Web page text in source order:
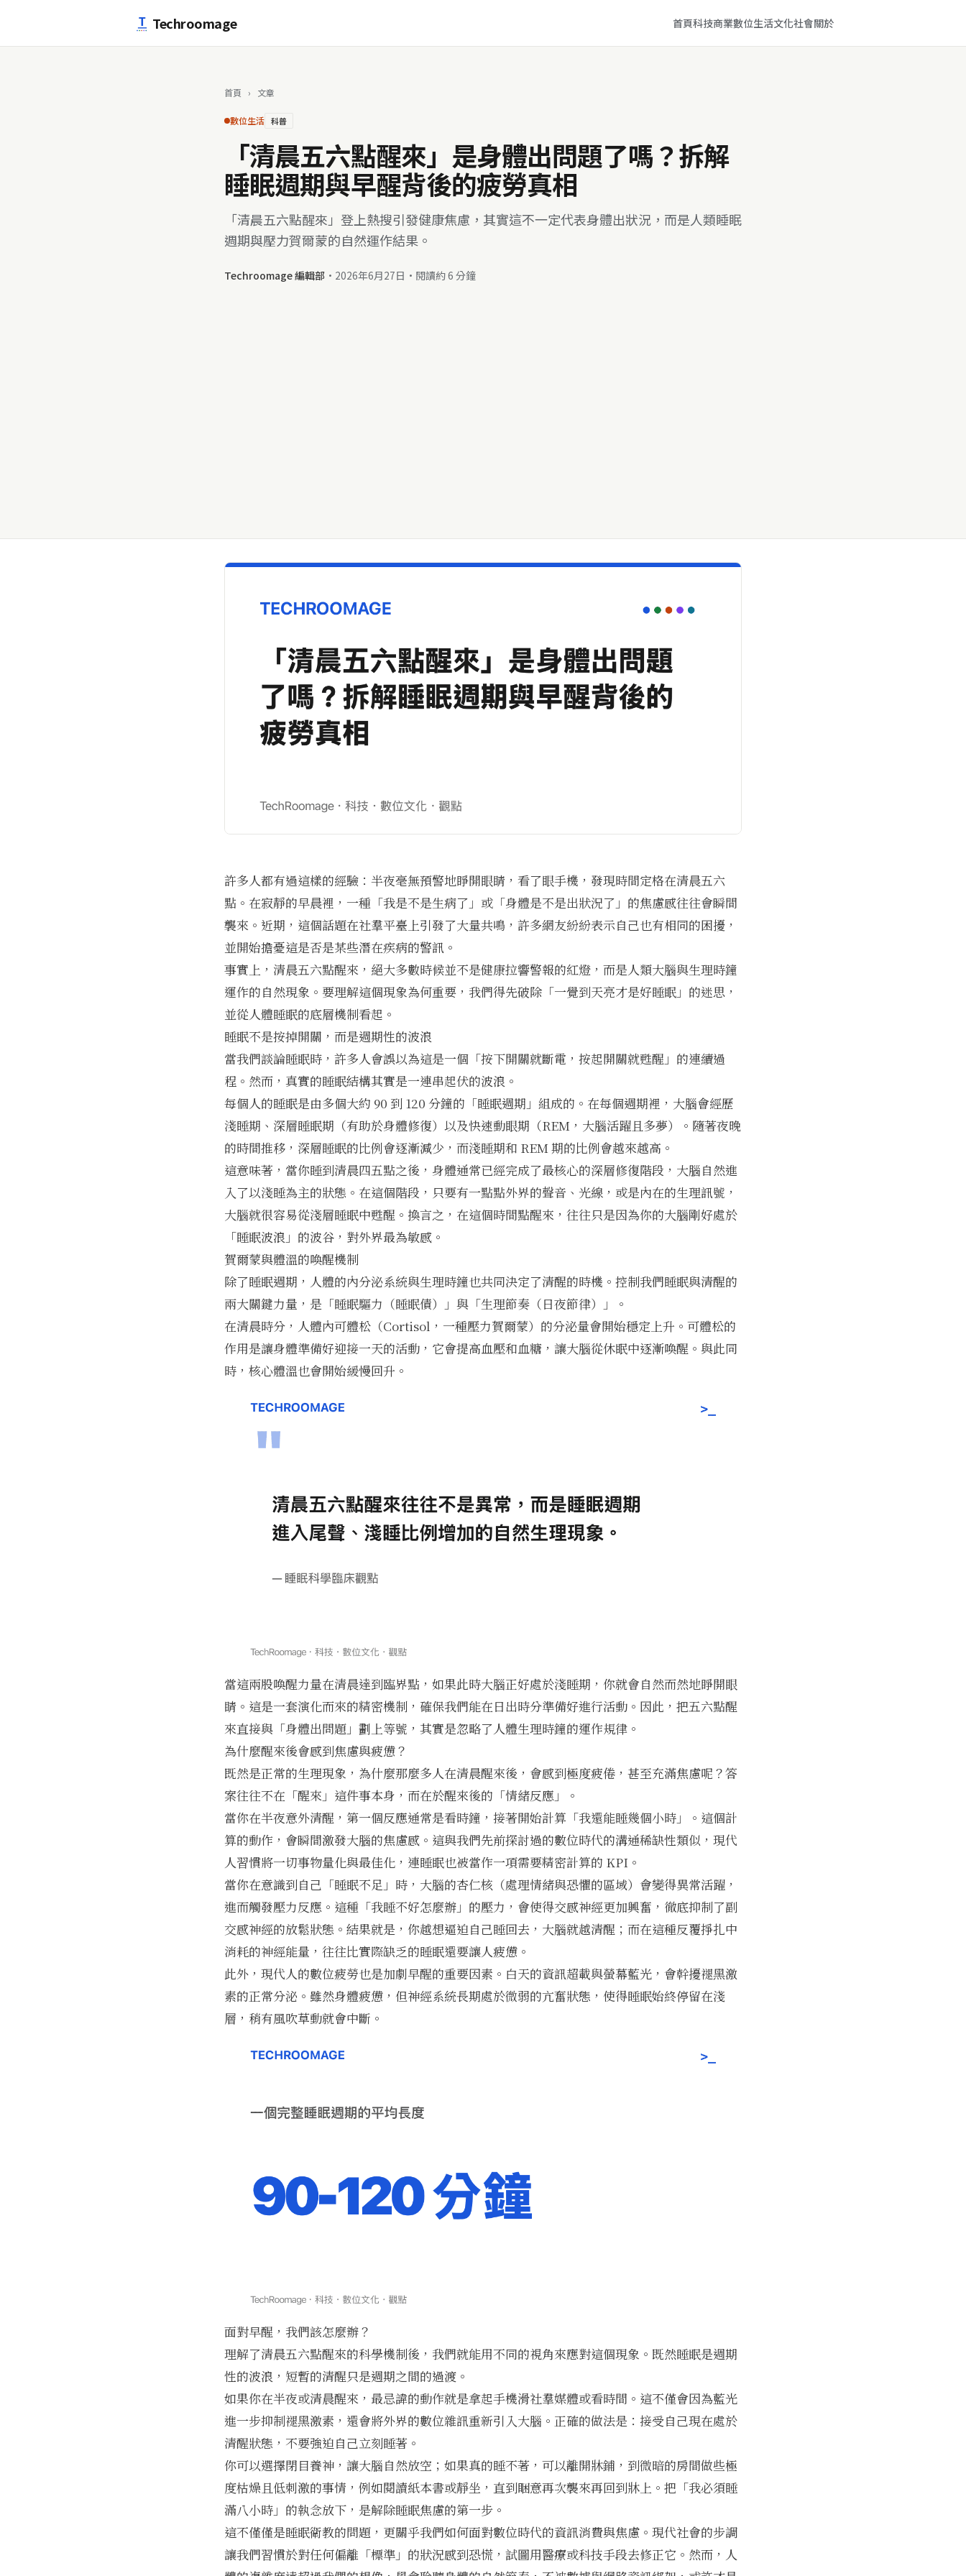
Techroomage 首頁科技商業數位生活文化社會關於
首頁 › 文章
數位生活 科普
「清晨五六點醒來」是身體出問題了嗎？拆解
睡眠週期與早醒背後的疲勞真相
「清晨五六點醒來」登上熱搜引發健康焦慮，其實這不一定代表身體出狀況，而是人類睡眠
週期與壓力賀爾蒙的自然運作結果。
Techroomage 編輯部 · 2026年6月27日 · 閱讀約 6 分鐘
許多人都有過這樣的經驗：半夜毫無預警地睜開眼睛，看了眼手機，發現時間定格在清晨五六
點。在寂靜的早晨裡，一種「我是不是生病了」或「身體是不是出狀況了」的焦慮感往往會瞬間
襲來。近期，這個話題在社羣平臺上引發了大量共鳴，許多網友紛紛表示自己也有相同的困擾，
並開始擔憂這是否是某些潛在疾病的警訊。
事實上，清晨五六點醒來，絕大多數時候並不是健康拉響警報的紅燈，而是人類大腦與生理時鐘
運作的自然現象。要理解這個現象為何重要，我們得先破除「一覺到天亮才是好睡眠」的迷思，
並從人體睡眠的底層機制看起。
睡眠不是按掉開關，而是週期性的波浪
當我們談論睡眠時，許多人會誤以為這是一個「按下開關就斷電，按起開關就甦醒」的連續過
程。然而，真實的睡眠結構其實是一連串起伏的波浪。
每個人的睡眠是由多個大約 90 到 120 分鐘的「睡眠週期」組成的。在每個週期裡，大腦會經歷
淺睡期、深層睡眠期（有助於身體修復）以及快速動眼期（REM，大腦活躍且多夢）。隨著夜晚
的時間推移，深層睡眠的比例會逐漸減少，而淺睡期和 REM 期的比例會越來越高。
這意味著，當你睡到清晨四五點之後，身體通常已經完成了最核心的深層修復階段，大腦自然進
入了以淺睡為主的狀態。在這個階段，只要有一點點外界的聲音、光線，或是內在的生理訊號，
大腦就很容易從淺層睡眠中甦醒。換言之，在這個時間點醒來，往往只是因為你的大腦剛好處於
「睡眠波浪」的波谷，對外界最為敏感。
賀爾蒙與體溫的喚醒機制
除了睡眠週期，人體的內分泌系統與生理時鐘也共同決定了清醒的時機。控制我們睡眠與清醒的
兩大關鍵力量，是「睡眠驅力（睡眠債）」與「生理節奏（日夜節律）」。
在清晨時分，人體內可體松（Cortisol，一種壓力賀爾蒙）的分泌量會開始穩定上升。可體松的
作用是讓身體準備好迎接一天的活動，它會提高血壓和血糖，讓大腦從休眠中逐漸喚醒。與此同
時，核心體溫也會開始緩慢回升。
當這兩股喚醒力量在清晨達到臨界點，如果此時大腦正好處於淺睡期，你就會自然而然地睜開眼
睛。這是一套演化而來的精密機制，確保我們能在日出時分準備好進行活動。因此，把五六點醒
來直接與「身體出問題」劃上等號，其實是忽略了人體生理時鐘的運作規律。
為什麼醒來後會感到焦慮與疲憊？
既然是正常的生理現象，為什麼那麼多人在清晨醒來後，會感到極度疲倦，甚至充滿焦慮呢？答
案往往不在「醒來」這件事本身，而在於醒來後的「情緒反應」。
當你在半夜意外清醒，第一個反應通常是看時鐘，接著開始計算「我還能睡幾個小時」。這個計
算的動作，會瞬間激發大腦的焦慮感。這與我們先前探討過的數位時代的溝通稀缺性類似，現代
人習慣將一切事物量化與最佳化，連睡眠也被當作一項需要精密計算的 KPI。
當你在意識到自己「睡眠不足」時，大腦的杏仁核（處理情緒與恐懼的區域）會變得異常活躍，
進而觸發壓力反應。這種「我睡不好怎麼辦」的壓力，會使得交感神經更加興奮，徹底抑制了副
交感神經的放鬆狀態。結果就是，你越想逼迫自己睡回去，大腦就越清醒；而在這種反覆掙扎中
消耗的神經能量，往往比實際缺乏的睡眠還要讓人疲憊。
此外，現代人的數位疲勞也是加劇早醒的重要因素。白天的資訊超載與螢幕藍光，會幹擾褪黑激
素的正常分泌。雖然身體疲憊，但神經系統長期處於微弱的亢奮狀態，使得睡眠始終停留在淺
層，稍有風吹草動就會中斷。
面對早醒，我們該怎麼辦？
理解了清晨五六點醒來的科學機制後，我們就能用不同的視角來應對這個現象。既然睡眠是週期
性的波浪，短暫的清醒只是週期之間的過渡。
如果你在半夜或清晨醒來，最忌諱的動作就是拿起手機滑社羣媒體或看時間。這不僅會因為藍光
進一步抑制褪黑激素，還會將外界的數位雜訊重新引入大腦。正確的做法是：接受自己現在處於
清醒狀態，不要強迫自己立刻睡著。
你可以選擇閉目養神，讓大腦自然放空；如果真的睡不著，可以離開牀鋪，到微暗的房間做些極
度枯燥且低刺激的事情，例如閱讀紙本書或靜坐，直到睏意再次襲來再回到牀上。把「我必須睡
滿八小時」的執念放下，是解除睡眠焦慮的第一步。
這不僅僅是睡眠衛教的問題，更關乎我們如何面對數位時代的資訊消費與焦慮 。現代社會的步調
讓我們習慣於對任何偏離「標準」的狀況感到恐慌，試圖用醫療或科技手段去修正它。然而，人